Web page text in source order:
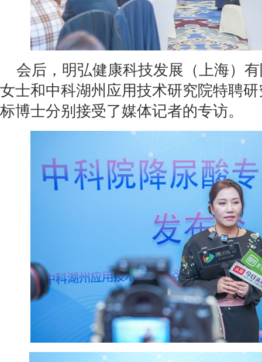
会后， 明弘健康科技发展（上海）
女士和中科湖州应用技术研究院特聘
标博士分别接受了媒体记者的专访。